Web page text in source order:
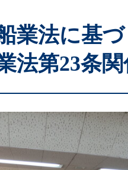
業法に基
法第23条